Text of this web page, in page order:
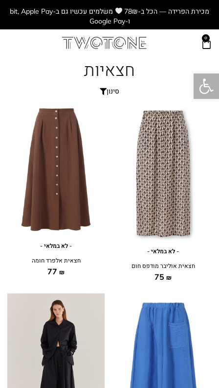
מכירת הפרידה — הכל ב-78₪
משלמים עכשיו גם ב-bit, Apple Pay
ו-Google Pay
0
חצאיות
סינון
- לא במלאי -
חצאית אוליבר מודפס חום
75 ₪
- לא במלאי -
חצאית אלפרד חומה
77 ₪
פתח סרגל נגישות